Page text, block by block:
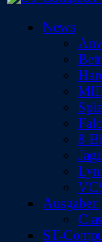
ST-Computer
Das Magazin
News
8-
Ausgaben
ST-